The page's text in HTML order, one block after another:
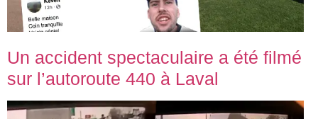
Un accident spectaculaire a été filmé
sur l’autoroute 440 à Laval